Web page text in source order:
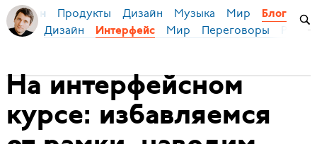
Бирман Продукты Дизайн Музыка Мир Блог
Дизайн Интерфейс Мир Переговоры
На интерфейсном
курсе: избавляемся